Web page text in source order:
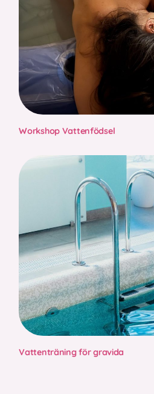
Workshop Vattenfödsel
Vattenträning för gravida